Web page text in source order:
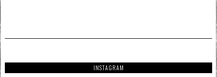
INSTAGRAM